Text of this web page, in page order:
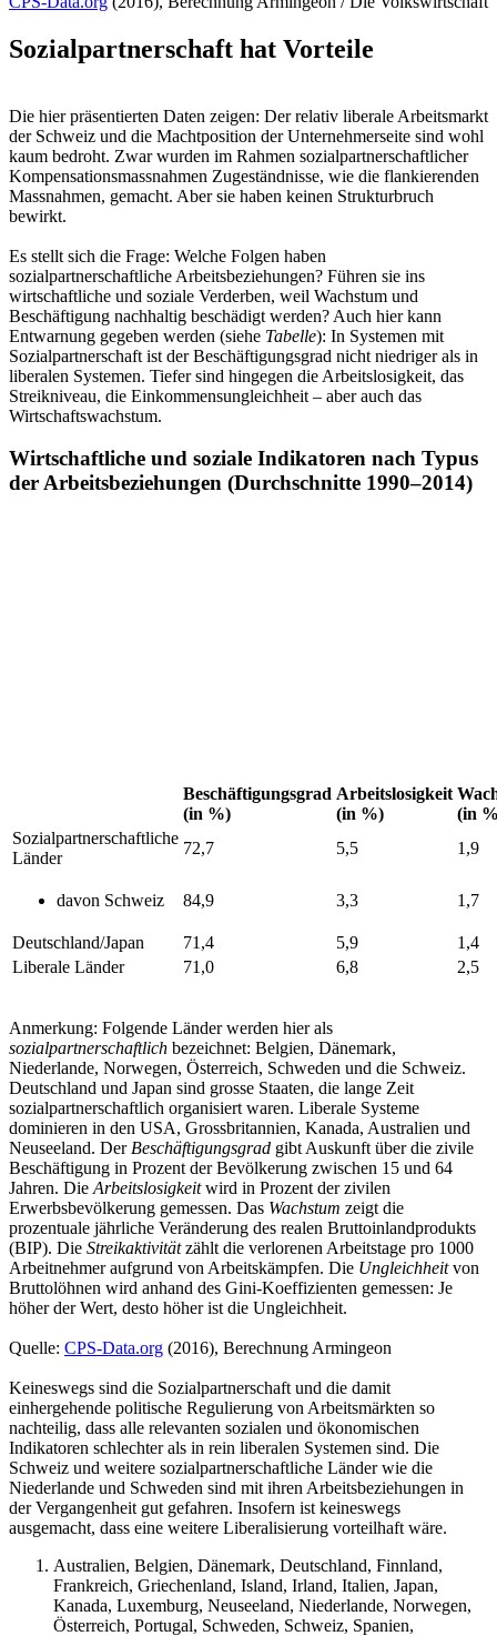
Sozialpartnerschaft hat Vorteile
Die hier präsentierten Daten zeigen: Der relativ liberale Arbeitsmarkt
der Schweiz und die Machtposition der Unternehmerseite sind wohl
kaum bedroht. Zwar wurden im Rahmen sozialpartnerschaftlicher
Kompensationsmassnahmen Zugeständnisse, wie die flankierenden
Massnahmen, gemacht. Aber sie haben keinen Strukturbruch
bewirkt.
Es stellt sich die Frage: Welche Folgen haben
sozialpartnerschaftliche Arbeitsbeziehungen? Führen sie ins
wirtschaftliche und soziale Verderben, weil Wachstum und
Beschäftigung nachhaltig beschädigt werden? Auch hier kann
Entwarnung gegeben werden (siehe Tabelle): In Systemen mit
Sozialpartnerschaft ist der Beschäftigungsgrad nicht niedriger als in
liberalen Systemen. Tiefer sind hingegen die Arbeitslosigkeit, das
Streikniveau, die Einkommensungleichheit – aber auch das
Wirtschaftswachstum.
Wirtschaftliche und soziale Indikatoren nach Typus
der Arbeitsbeziehungen (Durchschnitte 1990–2014)
Beschäftigungsgrad
(in %)
Arbeitslosigkeit
(in %)
(in
Sozialpartnerschaftliche
Länder
72,7 5,5 1,9
davon Schweiz 84,9 3,3 1,7
Deutschland/Japan 71,4 5,9
1,4
Liberale Länder
71,0 6,8 2,5
Anmerkung: Folgende Länder werden hier als
sozialpartnerschaftlich bezeichnet: Belgien, Dänemark,
Niederlande, Norwegen, Österreich, Schweden und die Schweiz.
Deutschland und Japan sind grosse Staaten, die lange Zeit
sozialpartnerschaftlich organisiert waren. Liberale Systeme
dominieren in den USA, Grossbritannien, Kanada, Australien und
Neuseeland. Der Beschäftigungsgrad gibt Auskunft über die zivile
Beschäftigung in Prozent der Bevölkerung zwischen 15 und 64
Jahren. Die Arbeitslosigkeitwird in Prozent der zivilen
Erwerbsbevölkerung gemessen. Das Wachstum zeigt die
prozentuale jährliche Veränderung des realen Bruttoinlandprodukts
(BIP). Die Streikaktivitätzählt die verlorenen Arbeitstage pro 1000
Arbeitnehmer aufgrund von Arbeitskämpfen. Die Ungleichheitvon
Bruttolöhnen wird anhand des Gini-Koeffizienten gemessen: Je
höher der Wert, desto höher ist die Ungleichheit.
Quelle: CPS-Data.org (2016), Berechnung Armingeon
Keineswegs sind die Sozialpartnerschaft und die damit
einhergehende politische Regulierung von Arbeitsmärkten so
nachteilig, dass alle relevanten sozialen und ökonomischen
Indikatoren schlechter als in rein liberalen Systemen sind. Die
Schweiz und weitere sozialpartnerschaftliche Länder wie die
Niederlande und Schweden sind mit ihren Arbeitsbeziehungen in
der Vergangenheit gut gefahren. Insofern ist keineswegs
ausgemacht, dass eine weitere Liberalisierung vorteilhaft wäre.
Australien, Belgien, Dänemark, Deutschland, Finnland,
Frankreich, Griechenland, Island, Irland, Italien, Japan,
Kanada, Luxemburg, Neuseeland, Niederlande, Norwegen,
Österreich, Portugal, Schweden, Schweiz, Spanien,